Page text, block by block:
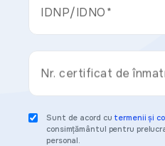
IDNP/IDNO
Nr. certificat de
Sunt de acord cu termenii și
consimțământul pentru
personal.